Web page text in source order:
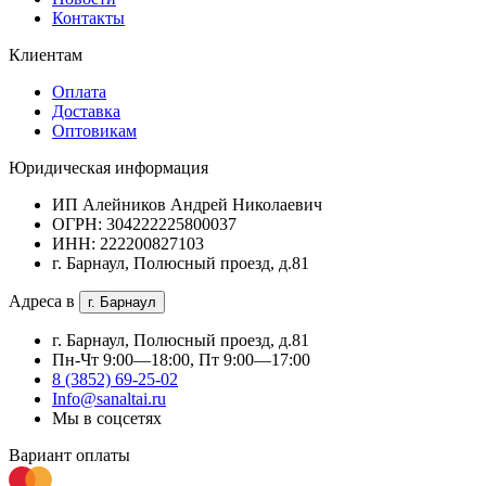
Контакты
Клиентам
Оплата
Доставка
Оптовикам
Юридическая информация
ИП Алейников Андрей Николаевич
ОГРН: 304222225800037
ИНН: 222200827103
г. Барнаул, Полюсный проезд, д.81
Адреса в г. Барнаул
г. Барнаул, Полюсный проезд, д.81
Пн-Чт 9:00—18:00, Пт 9:00—17:00
8 (3852) 69-25-02
Info@sanaltai.ru
Мы в соцсетях
Вариант оплаты